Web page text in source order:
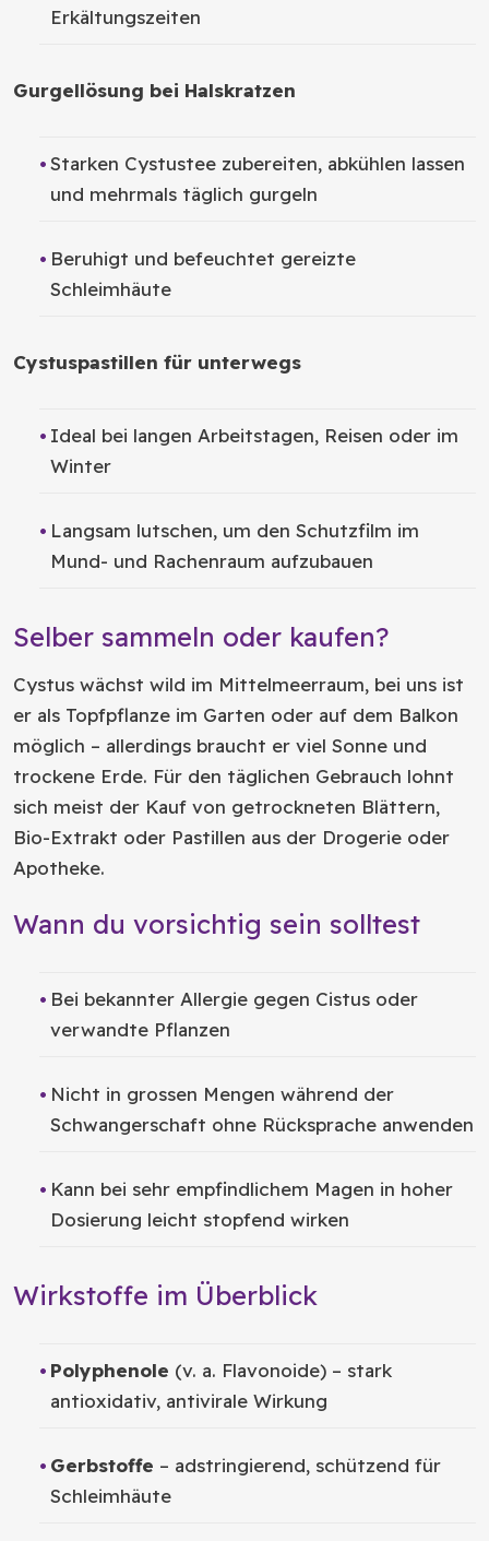
Erkältungszeiten
Gurgellösung bei Halskratzen
Starken Cystustee zubereiten, abkühlen lassen
und mehrmals täglich gurgeln
Beruhigt und befeuchtet gereizte
Schleimhäute
Cystuspastillen für unterwegs
Ideal bei langen Arbeitstagen, Reisen oder im
Winter
Langsam lutschen, um den Schutzfilm im
Mund- und Rachenraum aufzubauen
Selber sammeln oder kaufen?
Cystus wächst wild im Mittelmeerraum, bei uns ist
er als Topfpflanze im Garten oder auf dem Balkon
möglich – allerdings braucht er viel Sonne und
trockene Erde. Für den täglichen Gebrauch lohnt
sich meist der Kauf von getrockneten Blättern,
Bio-Extrakt oder Pastillen aus der Drogerie oder
Apotheke.
Wann du vorsichtig sein solltest
Bei bekannter Allergie gegen Cistus oder
verwandte Pflanzen
Nicht in grossen Mengen während der
Schwangerschaft ohne Rücksprache anwenden
Kann bei sehr empfindlichem Magen in hoher
Dosierung leicht stopfend wirken
Wirkstoffe im Überblick
Polyphenole (v. a. Flavonoide) – stark
antioxidativ, antivirale Wirkung
Gerbstoffe – adstringierend, schützend für
Schleimhäute